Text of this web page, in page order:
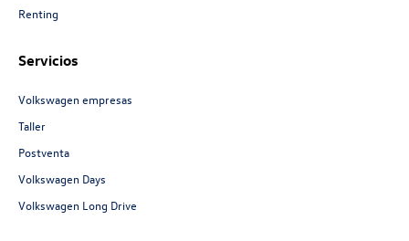
Renting
Servicios
Volkswagen empresas
Taller
Postventa
Volkswagen Days
Volkswagen Long Drive